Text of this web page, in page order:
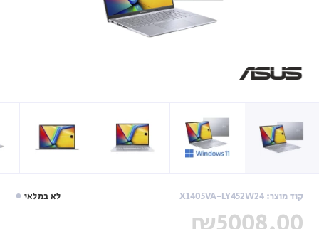
לא במלאי קוד מוצר: X1405VA-LY452W24